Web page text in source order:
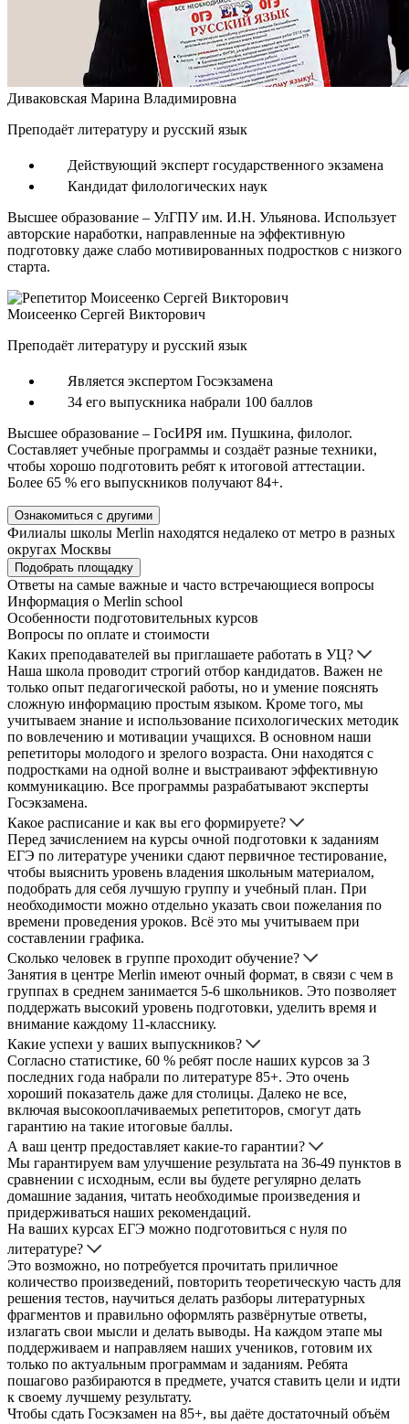
Диваковская Марина Владимировна
Преподаёт литературу и русский язык
Действующий эксперт государственного экзамена
Кандидат филологических наук
Высшее образование – УлГПУ им. И.Н. Ульянова. Использует
авторские наработки, направленные на эффективную
подготовку даже слабо мотивированных подростков с низкого
старта.
Моисеенко Сергей Викторович
Преподаёт литературу и русский язык
Является экспертом Госэкзамена
34 его выпускника набрали 100 баллов
Высшее образование – ГосИРЯ им. Пушкина, филолог.
Составляет учебные программы и создаёт разные техники,
чтобы хорошо подготовить ребят к итоговой аттестации.
Более 65 % его выпускников получают 84+.
Ознакомиться с другими
Филиалы школы Merlin находятся недалеко от метро в разных
округах Москвы
Подобрать площадку
Ответы на самые важные и часто встречающиеся вопросы
Информация о Merlin school
Особенности подготовительных курсов
Вопросы по оплате и стоимости
Каких преподавателей вы приглашаете работать в УЦ?
Наша школа проводит строгий отбор кандидатов. Важен не
только опыт педагогической работы, но и умение пояснять
сложную информацию простым языком. Кроме того, мы
учитываем знание и использование психологических методик
по вовлечению и мотивации учащихся. В основном наши
репетиторы молодого и зрелого возраста. Они находятся с
подростками на одной волне и выстраивают эффективную
коммуникацию. Все программы разрабатывают эксперты
Госэкзамена.
Какое расписание и как вы его формируете?
Перед зачислением на курсы очной подготовки к заданиям
ЕГЭ по литературе ученики сдают первичное тестирование,
чтобы выяснить уровень владения школьным материалом,
подобрать для себя лучшую группу и учебный план. При
необходимости можно отдельно указать свои пожелания по
времени проведения уроков. Всё это мы учитываем при
составлении графика.
Сколько человек в группе проходит обучение?
Занятия в центре Merlin имеют очный формат, в связи с чем в
группах в среднем занимается 5-6 школьников. Это позволяет
поддержать высокий уровень подготовки, уделить время и
внимание каждому 11-класснику.
Какие успехи у ваших выпускников?
Согласно статистике, 60 % ребят после наших курсов за 3
последних года набрали по литературе 85+. Это очень
хороший показатель даже для столицы. Далеко не все,
включая высокооплачиваемых репетиторов, смогут дать
гарантию на такие итоговые баллы.
А ваш центр предоставляет какие-то гарантии?
Мы гарантируем вам улучшение результата на 36-49 пунктов в
сравнении с исходным, если вы будете регулярно делать
домашние задания, читать необходимые произведения и
придерживаться наших рекомендаций.
На ваших курсах ЕГЭ можно подготовиться с нуля по
литературе?
Это возможно, но потребуется прочитать приличное
количество произведений, повторить теоретическую часть для
решения тестов, научиться делать разборы литературных
фрагментов и правильно оформлять развёрнутые ответы,
излагать свои мысли и делать выводы. На каждом этапе мы
поддерживаем и направляем наших учеников, готовим их
только по актуальным программам и заданиям. Ребята
пошагово разбираются в предмете, учатся ставить цели и идти
к своему лучшему результату.
Чтобы сдать Госэкзамен на 85+, вы даёте достаточный объём